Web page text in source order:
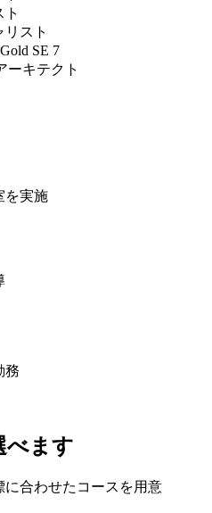
スト
SE 7
ーキテクト
を実施
務
べます
合わせたコースを用意